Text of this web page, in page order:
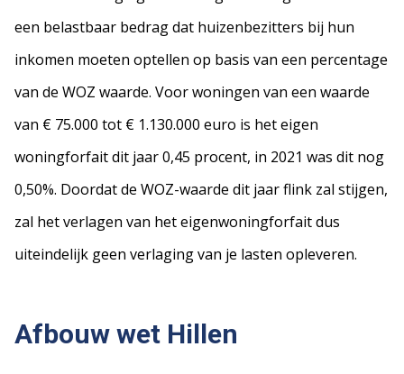
een belastbaar bedrag dat huizenbezitters bij hun
inkomen moeten optellen op basis van een percentage
van de WOZ waarde. Voor woningen van een waarde
van € 75.000 tot € 1.130.000 euro is het eigen
woningforfait dit jaar 0,45 procent, in 2021 was dit nog
0,50%. Doordat de WOZ-waarde dit jaar flink zal stijgen,
zal het verlagen van het eigenwoningforfait dus
uiteindelijk geen verlaging van je lasten opleveren.
Afbouw wet Hillen